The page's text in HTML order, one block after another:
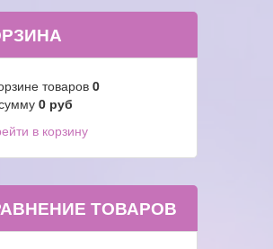
товаров 0
0 руб
в корзину
ТОВАРОВ